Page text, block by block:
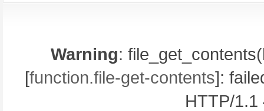
Warning:
[function.file-get-contents]:
HTTP/1.1